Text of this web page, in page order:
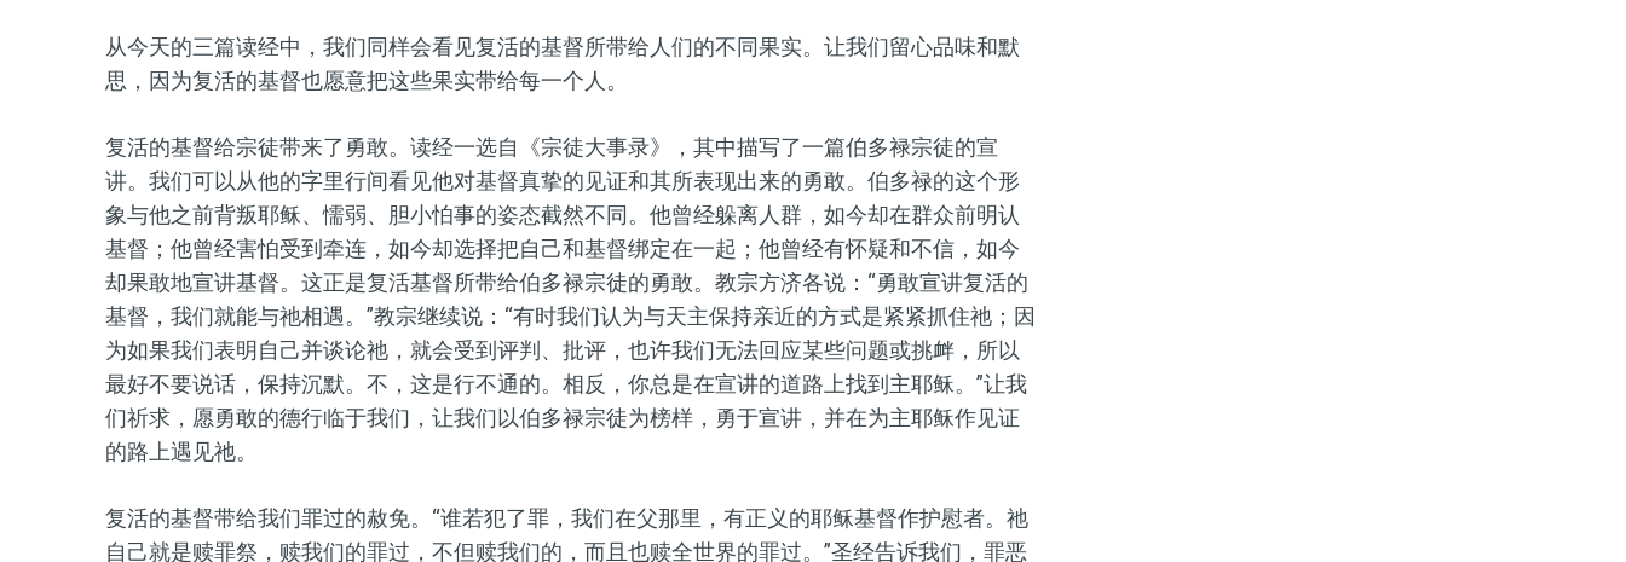
从今天的三篇读经中，我们同样会看见复活的基督所带给人们的不同果实。让我们留心品味和默
思，因为复活的基督也愿意把这些果实带给每一个人。
复活的基督给宗徒带来了勇敢。读经一选自《宗徒大事录》，其中描写了一篇伯多禄宗徒的宣
讲。我们可以从他的字里行间看见他对基督真挚的见证和其所表现出来的勇敢。伯多禄的这个形
象与他之前背叛耶稣、懦弱、胆小怕事的姿态截然不同。他曾经躲离人群，如今却在群众前明认
基督；他曾经害怕受到牵连，如今却选择把自己和基督绑定在一起；他曾经有怀疑和不信，如今
却果敢地宣讲基督。这正是复活基督所带给伯多禄宗徒的勇敢。教宗方济各说：“勇敢宣讲复活的
基督，我们就能与祂相遇。”教宗继续说：“有时我们认为与天主保持亲近的方式是紧紧抓住祂；因
为如果我们表明自己并谈论祂，就会受到评判、批评，也许我们无法回应某些问题或挑衅，所以
最好不要说话，保持沉默。不，这是行不通的。相反，你总是在宣讲的道路上找到主耶稣。”让我
们祈求，愿勇敢的德行临于我们，让我们以伯多禄宗徒为榜样，勇于宣讲，并在为主耶稣作见证
的路上遇见祂。
复活的基督带给我们罪过的赦免。“谁若犯了罪，我们在父那里，有正义的耶稣基督作护慰者。祂
自己就是赎罪祭，赎我们的罪过，不但赎我们的，而且也赎全世界的罪过。”圣经告诉我们，罪恶